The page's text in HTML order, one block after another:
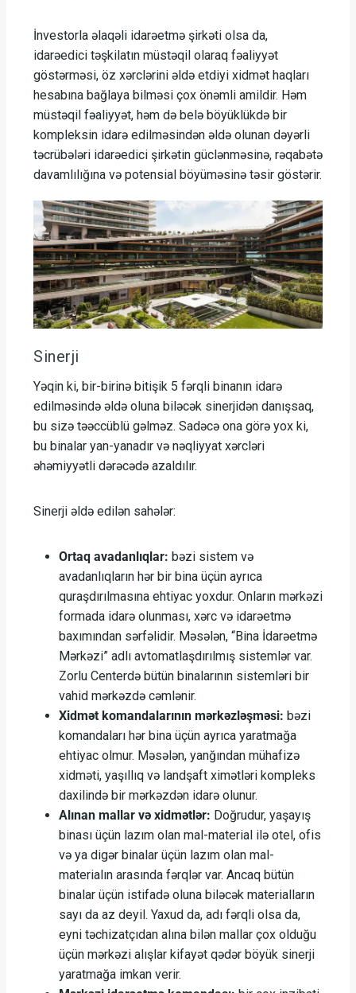
İnvestorla əlaqəli idarəetmə şirkəti olsa da,
idarəedici təşkilatın müstəqil olaraq fəaliyyət
göstərməsi, öz xərclərini əldə etdiyi xidmət haqları
hesabına bağlaya bilməsi çox önəmli amildir. Həm
müstəqil fəaliyyət, həm də belə böyüklükdə bir
kompleksin idarə edilməsindən əldə olunan dəyərli
təcrübələri idarəedici şirkətin güclənməsinə, rəqabətə
davamlılığına və potensial böyüməsinə təsir göstərir.
Sinerji
Yəqin ki, bir-birinə bitişik 5 fərqli binanın idarə
edilməsində əldə oluna biləcək sinerjidən danışsaq,
bu sizə təəccüblü gəlməz. Sadəcə ona görə yox ki,
bu binalar yan-yanadır və nəqliyyat xərcləri
əhəmiyyətli dərəcədə azaldılır.
Sinerji əldə edilən sahələr:
Ortaq avadanlıqlar: bəzi sistem və
avadanlıqların hər bir bina üçün ayrıca
quraşdırılmasına ehtiyac yoxdur. Onların mərkəzi
formada idarə olunması, xərc və idarəetmə
baxımından sərfəlidir. Məsələn, “Bina İdarəetmə
Mərkəzi” adlı avtomatlaşdırılmış sistemlər var.
Zorlu Centerdə bütün binalarının sistemləri bir
vahid mərkəzdə cəmlənir.
Xidmət komandalarının mərkəzləşməsi: bəzi
komandaları hər bina üçün ayrıca yaratmağa
ehtiyac olmur. Məsələn, yanğından mühafizə
xidməti, yaşıllıq və landşaft ximətləri kompleks
daxilində bir mərkəzdən idarə olunur.
Alınan mallar və xidmətlər: Doğrudur, yaşayış
binası üçün lazım olan mal-material ilə otel, ofis
və ya digər binalar üçün lazım olan mal-
materialın arasında fərqlər var. Ancaq bütün
binalar üçün istifadə oluna biləcək materialların
sayı da az deyil. Yaxud da, adı fərqli olsa da,
eyni təchizatçıdan alına bilən mallar çox olduğu
üçün mərkəzi alışlar kifayət qədər böyük sinerji
yaratmağa imkan verir.